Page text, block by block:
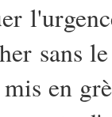
sans
en